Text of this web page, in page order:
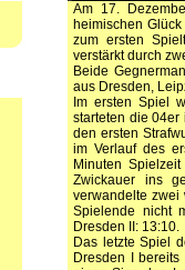
Am 17.
heimischen
zum ersten
verstärkt durch
Beide
aus Dresden,
Im ersten Spiel
starteten die
den ersten
im Verlauf des
Minuten
Zwickauer ins
verwandelte zwei
Spielende nicht
Dresden II: 13:10.
Das letzte Spiel
Dresden I